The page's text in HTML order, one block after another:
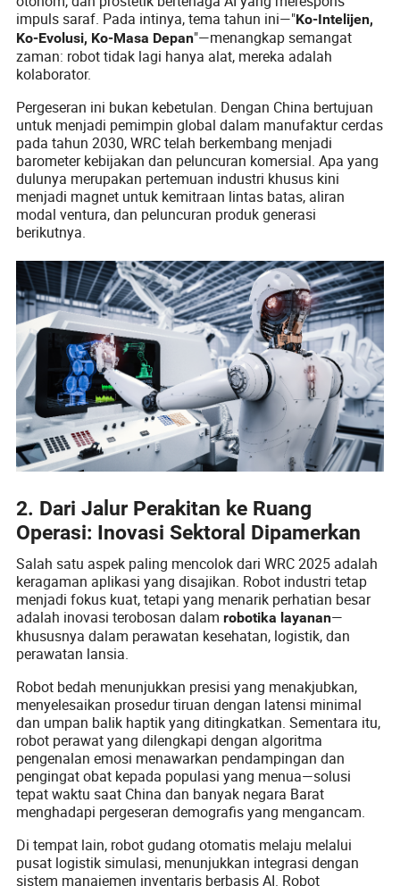
impuls saraf. Pada intinya, tema tahun ini—"Ko-Intelijen,
Ko-Evolusi, Ko-Masa Depan"—menangkap semangat
zaman: robot tidak lagi hanya alat, mereka adalah
kolaborator.
Pergeseran ini bukan kebetulan. Dengan China bertujuan
untuk menjadi pemimpin global dalam manufaktur cerdas
pada tahun 2030, WRC telah berkembang menjadi
barometer kebijakan dan peluncuran komersial. Apa yang
dulunya merupakan pertemuan industri khusus kini
menjadi magnet untuk kemitraan lintas batas, aliran
modal ventura, dan peluncuran produk generasi
berikutnya.
2. Dari Jalur Perakitan ke Ruang
Operasi: Inovasi Sektoral Dipamerkan
Salah satu aspek paling mencolok dari WRC 2025 adalah
keragaman aplikasi yang disajikan. Robot industri tetap
menjadi fokus kuat, tetapi yang menarik perhatian besar
adalah inovasi terobosan dalamrobotika layanan—
khususnya dalam perawatan kesehatan, logistik, dan
perawatan lansia.
Robot bedah menunjukkan presisi yang menakjubkan,
menyelesaikan prosedur tiruan dengan latensi minimal
dan umpan balik haptik yang ditingkatkan. Sementara itu,
robot perawat yang dilengkapi dengan algoritma
pengenalan emosi menawarkan pendampingan dan
pengingat obat kepada populasi yang menua—solusi
tepat waktu saat China dan banyak negara Barat
menghadapi pergeseran demografis yang mengancam.
Di tempat lain, robot gudang otomatis melaju melalui
pusat logistik simulasi, menunjukkan integrasi dengan
sistem manajemen inventaris berbasis AI. Robot